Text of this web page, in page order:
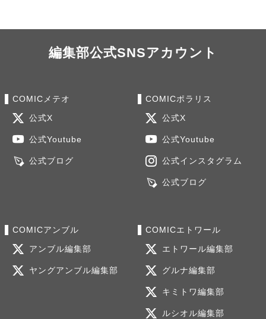
編集部公式SNSアカウント
COMICメテオ
公式X
公式Youtube
公式ブログ
COMICポラリス
公式X
公式Youtube
公式インスタグラム
公式ブログ
COMICアンブル
アンブル編集部
ヤングアンブル編集部
COMICエトワール
エトワール編集部
グルナ編集部
キミトワ編集部
ルシオル編集部